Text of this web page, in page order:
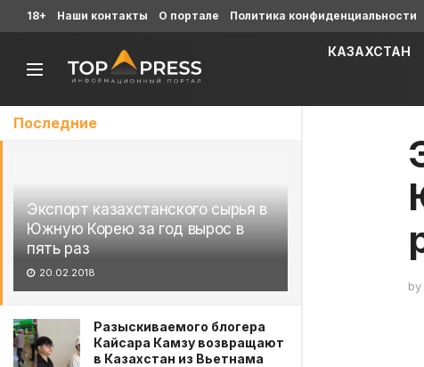
Последние
Экспорт казахстанского сырья в
Южную Корею за год вырос в
пять раз
20.02.2018
Разыскиваемого блогера
Кайсара Камзу возвращают
в Казахстан из Вьетнама
18+ Наши контакты О портале Политика конфиденциальности
КАЗАХСТАН
by